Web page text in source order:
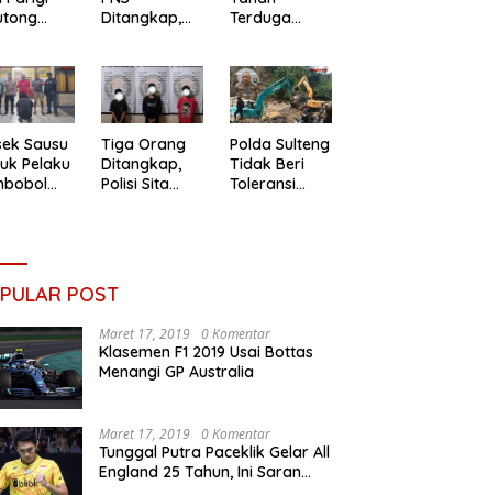
Ditangkap,
Narkotika
Terduga
Sausu
Pelaku
Tiga Orang
Ditangkap,
Polisi Sita
Polda Sulteng
Tidak Beri
Toleransi
POST
Maret 17, 2019 0 Komentar
Klasemen F1 2019 Usai Bottas
Menangi GP Australia
Maret 17, 2019 0 Komentar
Tunggal Putra Paceklik Gelar All
England 25 Tahun, Ini Saran